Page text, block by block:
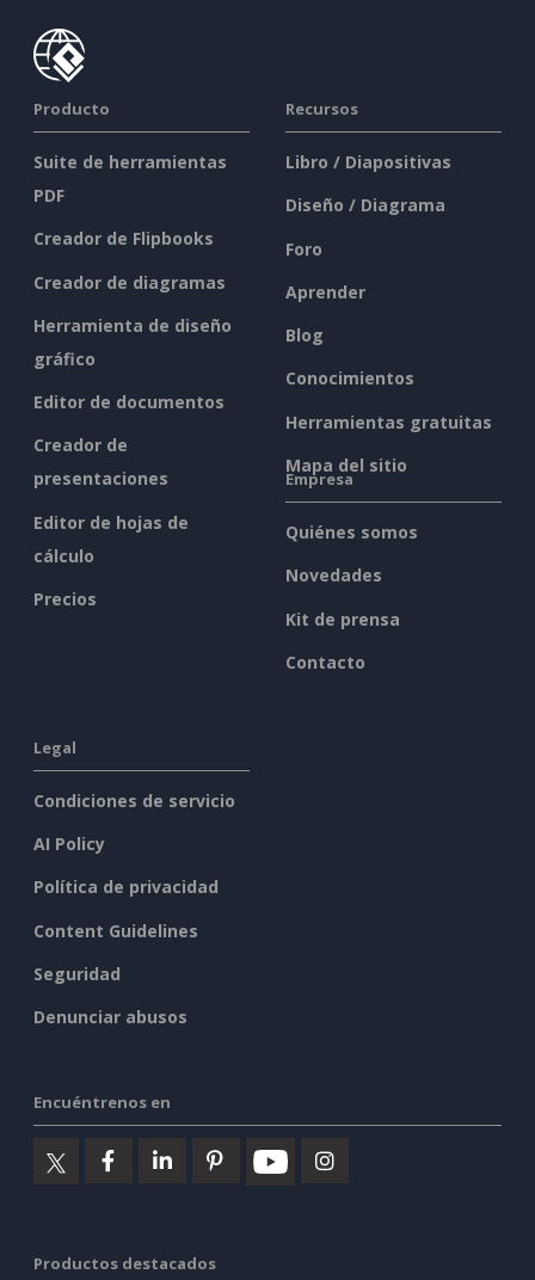
Producto
Suite de herramientas
PDF
Creador de Flipbooks
Creador de diagramas
Herramienta de diseño
gráfico
Editor de documentos
Creador de
presentaciones
Editor de hojas de
cálculo
Precios
Recursos
Libro / Diapositivas
Diseño / Diagrama
Foro
Aprender
Blog
Conocimientos
Herramientas gratuitas
Mapa del sitio
Empresa
Quiénes somos
Novedades
Kit de prensa
Contacto
Legal
Condiciones de servicio
AI Policy
Política de privacidad
Content Guidelines
Seguridad
Denunciar abusos
Encuéntrenos en
Productos destacados